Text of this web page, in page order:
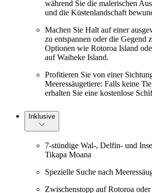
während Sie die malerischen
und die Küstenlandschaft
Machen Sie Halt auf einer
zu entspannen oder die Gegend
Optionen wie Rotoroa Island
auf Waiheke Island.
Profitieren Sie von einer
Meeressäugetiere: Falls keine
erhalten Sie eine kostenlose
Inklusive
7-stündige Wal-, Delfin- und
Tikapa Moana
Spezielle Suche nach
Zwischenstopp auf Rotoroa